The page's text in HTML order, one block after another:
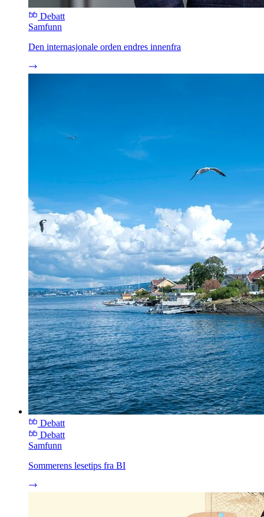
Debatt
Samfunn
Den internasjonale orden endres innenfra
Debatt
Debatt
Samfunn
Sommerens lesetips fra BI